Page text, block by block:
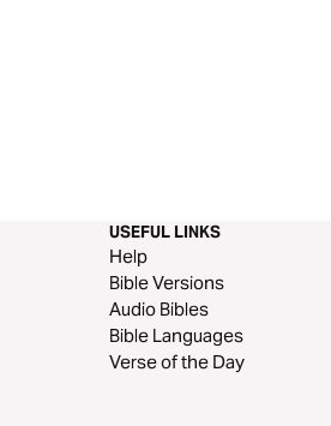
USEFUL LINKS
Help
Bible Versions
Audio Bibles
Bible Languages
Verse of the Day